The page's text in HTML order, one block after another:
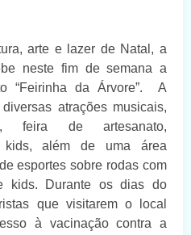
arte e lazer de Natal, a
neste fim de semana a
“Feirinha da Árvore”. A
atrações musicais,
feira de artesanato,
kids, além de uma área
esportes sobre rodas com
kids. Durante os dias do
que visitarem o local
à vacinação contra a